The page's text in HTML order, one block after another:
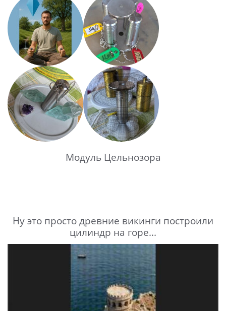
Модуль Цельнозора
Ну это просто древние викинги построили
цилиндр на горе...